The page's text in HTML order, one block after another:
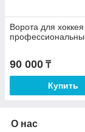
Ворота для хоккея
90 000 ₸
Купить
О нас